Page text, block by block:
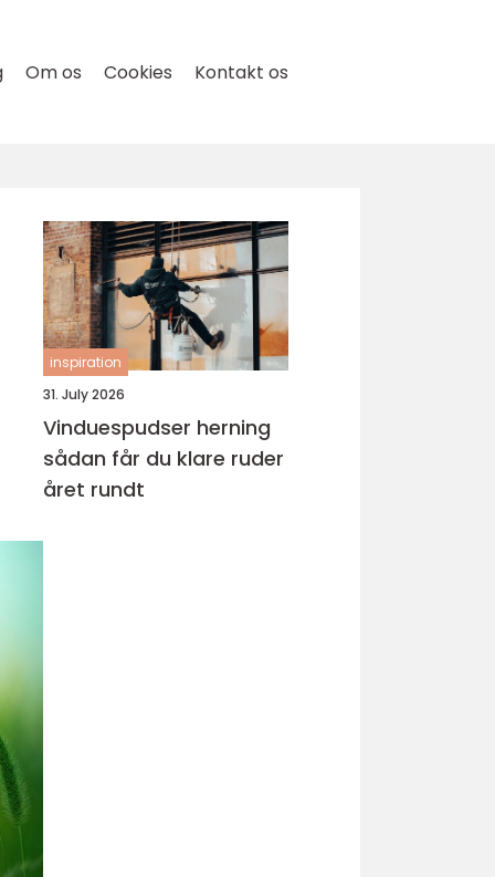
Om os Cookies Kontakt os
inspiration
31. July 2026
Vinduespudser herning
sådan får du klare ruder
året rundt